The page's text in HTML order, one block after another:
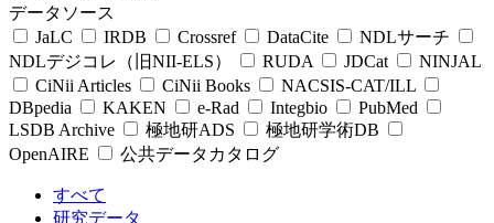
データソース
JaLC
IRDB Crossref DataCite
NDLサーチ
NDLデジコレ（旧NII-ELS）
RUDA JDCat
NINJAL
CiNii Articles
CiNii Books
NACSIS-CAT/ILL
DBpedia
KAKEN e-Rad Integbio
PubMed
LSDB Archive
極地研ADS
極地研学術DB
OpenAIRE
公共データカタログ
すべて
研究データ